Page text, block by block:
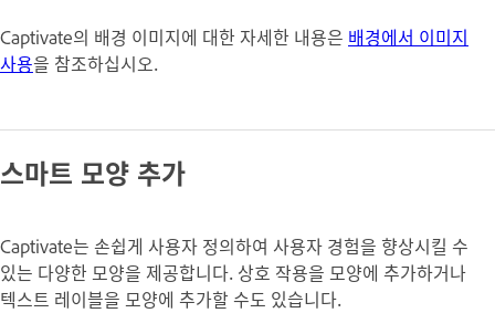
Captivate의 배경 이미지에 대한 자세한 내용은 배경에서 이미지
사용을 참조하십시오.
스마트 모양 추가
Captivate는 손쉽게 사용자 정의하여 사용자 경험을 향상시킬 수
있는 다양한 모양을 제공합니다. 상호 작용을 모양에 추가하거나
텍스트 레이블을 모양에 추가할 수도 있습니다.